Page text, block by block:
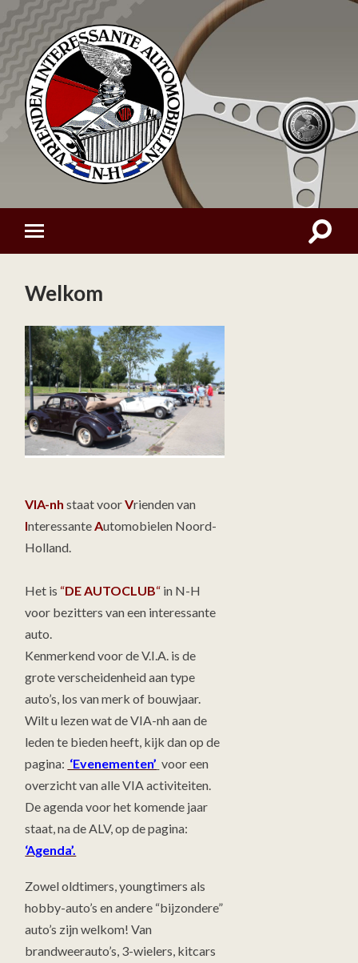
Welkom
VIA-nh staat voorVrienden van
InteressanteAutomobielen Noord-
Holland.
Het is “DE AUTOCLUB“ in N-H
voor bezitters van een interessante
auto.
Kenmerkend voor de V.I.A. is de
grote verscheidenheid aan type
auto’s, los van merk of bouwjaar.
Wilt u lezen wat de VIA-nh aan de
leden te bieden heeft, kijk dan op de
pagina: ‘Evenementen’ voor een
overzicht van alle VIA activiteiten.
De agenda voor het komende jaar
staat, na de ALV, op de pagina:
‘Agenda’.
Zowel oldtimers, youngtimers als
hobby-auto’s en andere “bijzondere”
auto’s zijn welkom! Van
brandweerauto’s, 3-wielers, kitcars